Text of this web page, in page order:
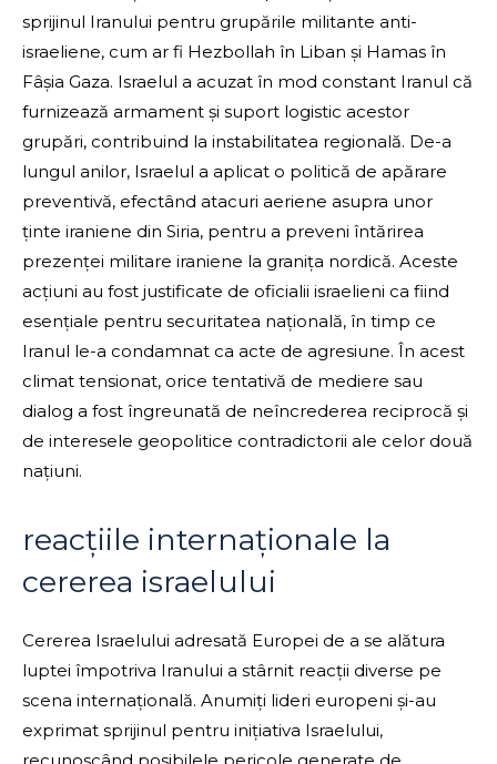
sprijinul Iranului pentru grupările militante anti-
israeliene, cum ar fi Hezbollah în Liban și Hamas în
Fâșia Gaza. Israelul a acuzat în mod constant Iranul că
furnizează armament și suport logistic acestor
grupări, contribuind la instabilitatea regională. De-a
lungul anilor, Israelul a aplicat o politică de apărare
preventivă, efectând atacuri aeriene asupra unor
ținte iraniene din Siria, pentru a preveni întărirea
prezenței militare iraniene la granița nordică. Aceste
acțiuni au fost justificate de oficialii israelieni ca fiind
esențiale pentru securitatea națională, în timp ce
Iranul le-a condamnat ca acte de agresiune. În acest
climat tensionat, orice tentativă de mediere sau
dialog a fost îngreunată de neîncrederea reciprocă și
de interesele geopolitice contradictorii ale celor două
națiuni.
reacțiile internaționale la
cererea israelului
Cererea Israelului adresată Europei de a se alătura
luptei împotriva Iranului a stârnit reacții diverse pe
scena internațională. Anumiți lideri europeni și-au
exprimat sprijinul pentru inițiativa Israelului,